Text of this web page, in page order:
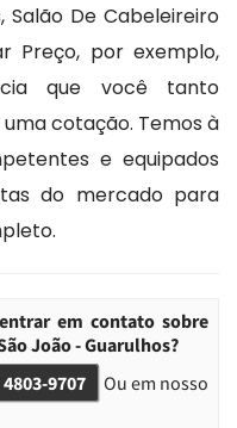
Salão De Cabeleireiro
Preço, por exemplo,
que você tanto
cotação. Temos à
e equipados
do mercado para
em contato sobre
João - Guarulhos?
9707
Ou em nosso